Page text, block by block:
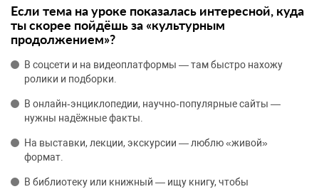
Если тема на уроке показалась интересной, куда
ты скорее пойдёшь за «культурным
продолжением»?
В соцсети и на видеоплатформы — там быстро нахожу
ролики и подборки.
В онлайн‑энциклопедии, научно‑популярные сайты —
нужны надёжные факты.
На выставки, лекции, экскурсии — люблю «живой»
формат.
В библиотеку или книжный — ищу книгу, чтобы